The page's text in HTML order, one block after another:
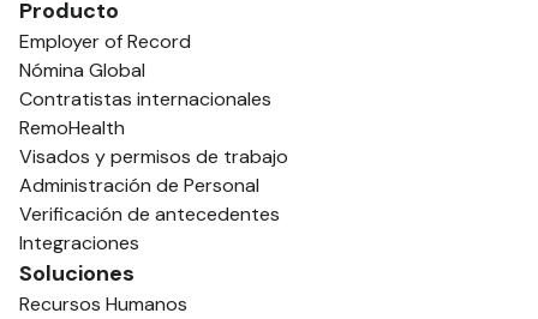
Producto
Employer of Record
Nómina Global
Contratistas internacionales
RemoHealth
Visados y permisos de trabajo
Administración de Personal
Verificación de antecedentes
Integraciones
Soluciones
Recursos Humanos